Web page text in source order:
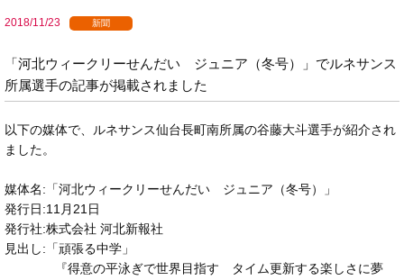
2018/11/23 新聞
「河北ウィークリーせんだい ジュニア（冬号）」でルネサンス
所属選手の記事が掲載されました
以下の媒体で、ルネサンス仙台長町南所属の谷藤大斗選手が紹介され
ました。
媒体名:「河北ウィークリーせんだい ジュニア（冬号）」
発行日:11月21日
発行社:株式会社 河北新報社
見出し:「頑張る中学」
『得意の平泳ぎで世界目指す タイム更新する楽しさに夢